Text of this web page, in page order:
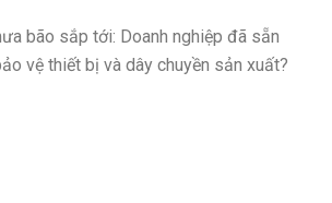
bão sắp tới: Doanh nghiệp đã sẵn
vệ thiết bị và dây chuyền sản xuất?